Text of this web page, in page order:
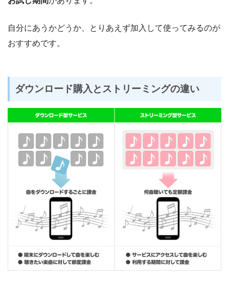
自分にあうかどうか、とりあえず加入して使ってみるのが
おすすめです。
ダウンロード購入とストリーミングの違い